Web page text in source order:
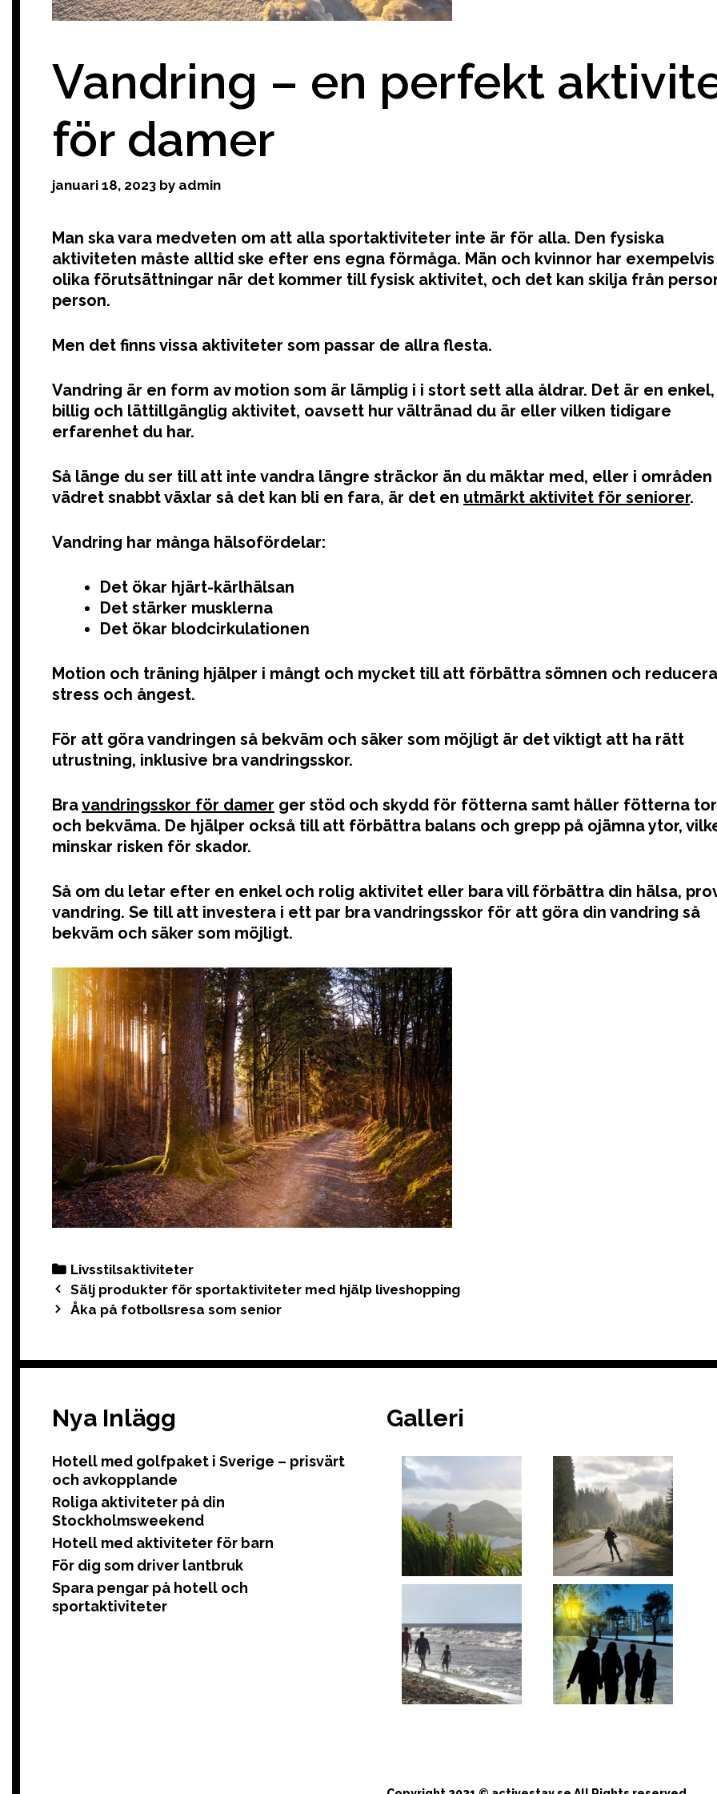
Vandring – en perfekt
för damer
januari 18, 2023 by admin
Man ska vara medveten om att alla sportaktiviteter inte är för alla. Den fysiska
aktiviteten måste alltid ske efter ens egna förmåga. Män och kvinnor har exempelvis
olika förutsättningar när det kommer till fysisk aktivitet, och det kan skilja från
person.
Men det finns vissa aktiviteter som passar de allra flesta.
Vandring är en form av motion som är lämplig i i stort sett alla åldrar. Det är en enkel,
billig och lättillgänglig aktivitet, oavsett hur vältränad du är eller vilken tidigare
erfarenhet du har.
Så länge du ser till att inte vandra längre sträckor än du mäktar med, eller i områden
vädret snabbt växlar så det kan bli en fara, är det en utmärkt aktivitet för seniorer.
Vandring har många hälsofördelar:
Det ökar hjärt-kärlhälsan
Det stärker musklerna
Det ökar blodcirkulationen
Motion och träning hjälper i mångt och mycket till att förbättra sömnen och reducera
stress och ångest.
För att göra vandringen så bekväm och säker som möjligt är det viktigt att ha rätt
utrustning, inklusive bra vandringsskor.
Bravandringsskor för damer ger stöd och skydd för fötterna samt håller fötterna
och bekväma. De hjälper också till att förbättra balans och grepp på ojämna ytor,
minskar risken för skador.
Så om du letar efter en enkel och rolig aktivitet eller bara vill förbättra din hälsa,
vandring. Se till att investera i ett par bra vandringsskor för att göra din vandring så
bekväm och säker som möjligt.
Categories
Livsstilsaktiviteter
Post
navigation
Sälj produkter för sportaktiviteter med hjälp liveshopping
Åka på fotbollsresa som senior
Nya Inlägg
Hotell med golfpaket i Sverige – prisvärt
och avkopplande
Roliga aktiviteter på din
Stockholmsweekend
Hotell med aktiviteter för barn
För dig som driver lantbruk
Spara pengar på hotell och
sportaktiviteter
Galleri